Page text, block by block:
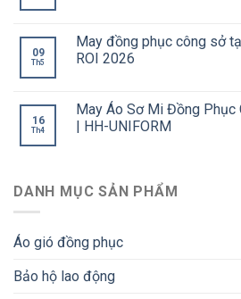
09
Th5
May đồng phục công sở
ROI 2026
16
Th4
May Áo Sơ Mi Đồng Phục
| HH-UNIFORM
DANH MỤC SẢN PHẨM
Áo gió đồng phục
Bảo hộ lao động